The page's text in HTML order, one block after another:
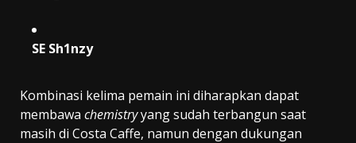
SE Sh1nzy
Kombinasi kelima pemain ini diharapkan dapat
membawa chemistryyang sudah terbangun saat
masih di Costa Caffe, namun dengan dukungan